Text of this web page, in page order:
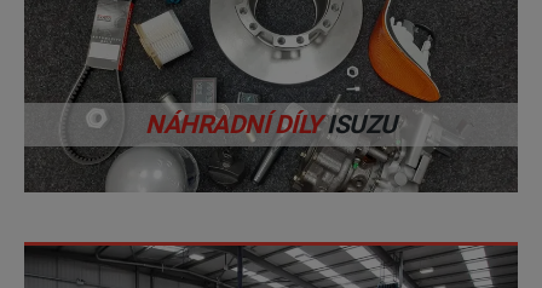
NÁHRADNÍ DÍLYISUZU